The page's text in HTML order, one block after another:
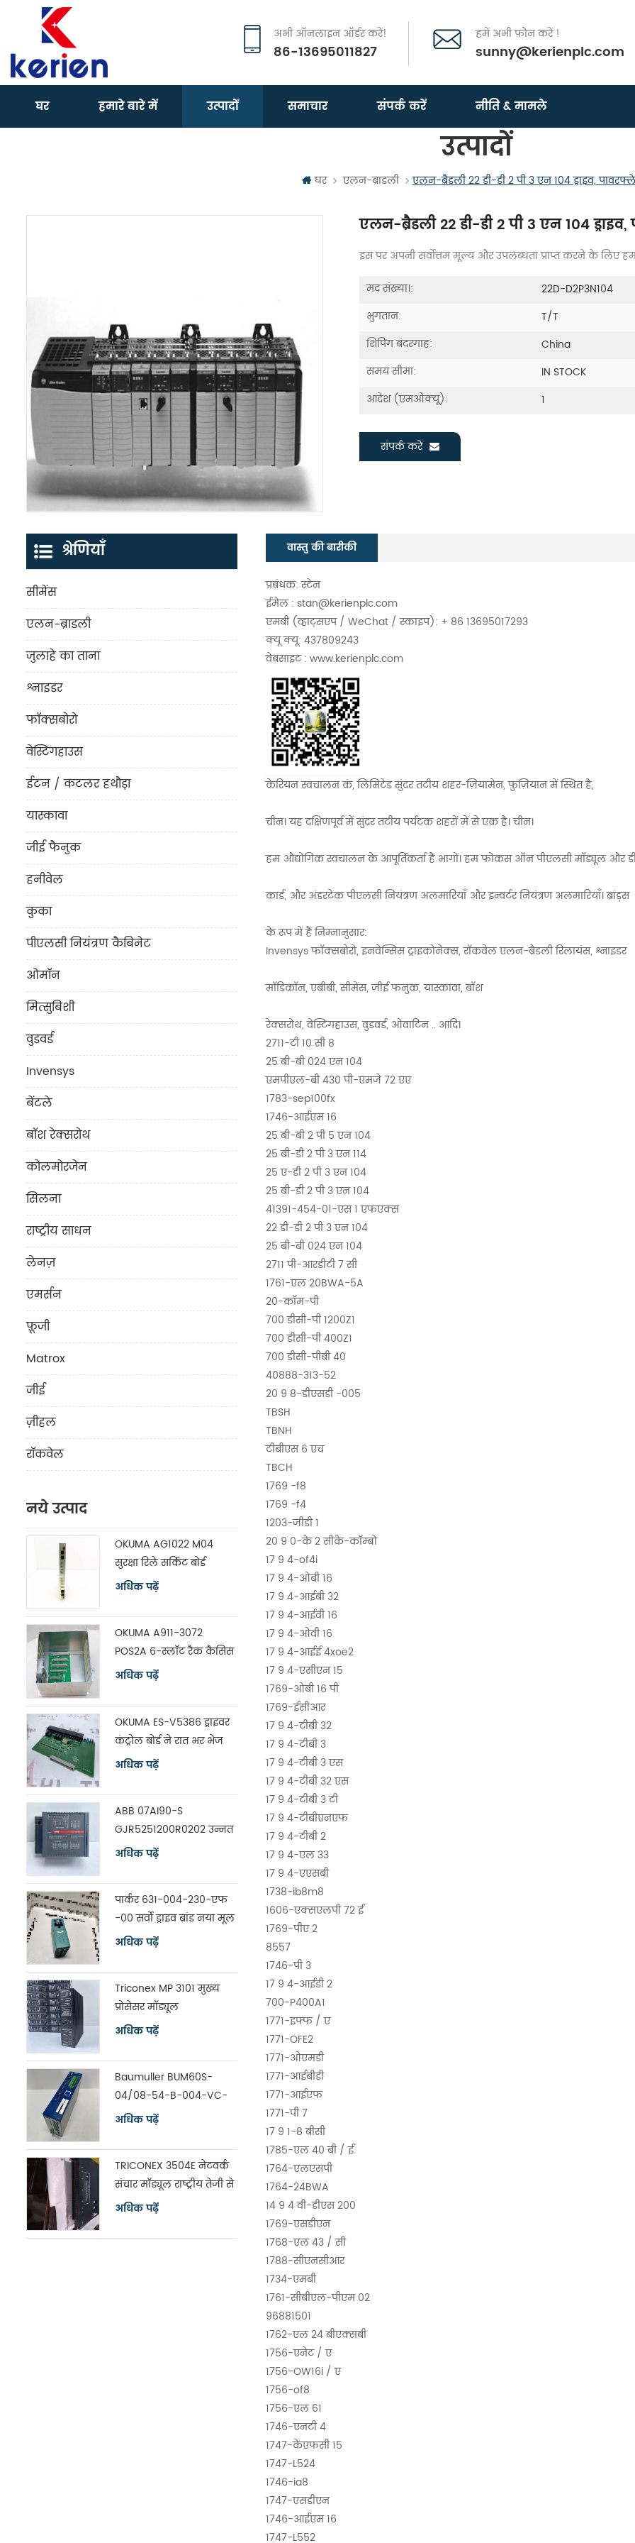
अभी ऑनलाइन ऑर्डर करें!
86-13695011827
हमें अभी फ़ोन करें !
sunny@kerienplc.com
घर हमारे बारे में उत्पादों समाचार संपर्क करें नीति & मामले
उत्पादों
घर एलन-ब्राडली एलन-ब्रैडली 22 डी-डी 2 पी 3 एन 104 ड्राइव,
एलन-ब्रैडली 22 डी-डी 2 पी 3 एन 104
इस पर अपनी सर्वोत्तम मूल्य और उपलब्धता प्राप्त करने के लिए
मद संख्या।:
22D-D2P3N104
भुगतान:
T/T
शिपिंग बंदरगाह:
China
समय सीमा:
IN STOCK
आदेश (एमओक्यू):
1
संपर्क करें
वास्तु की बारीकी
प्रबंधक: स्टेन
ईमेल : stan@kerienplc.com
एमबी (व्हाट्सएप / WeChat / स्काइप): + 86 13695017293
क्यू क्यू: 437809243
वेबसाइट : www.kerienplc.com
केरियन स्वचालन कं, लिमिटेड सुंदर तटीय शहर-ज़ियामेन, फ़ुज़ियान में स्थित है,
चीन। यह दक्षिणपूर्व में सुंदर तटीय पर्यटक शहरों में से एक है। चीन।
हम औद्योगिक स्वचालन के आपूर्तिकर्ता हैं भागों। हम फोकस ऑन पीएलसी मॉड्यूल और
कार्ड, और अंडरटेक पीएलसी नियंत्रण अलमारियाँ और इन्वर्टर नियंत्रण अलमारियाँ। ब्रांड्स
के रूप में हैं निम्नानुसार:
Invensys फॉक्सबोरो, इनवेन्सिस ट्राइकोनेक्स, रॉकवेल एलन-ब्रैडली रिलायंस, श्नाइडर
मॉडिकॉन, एबीबी, सीमेंस, जीई फनुक, यास्कावा, बॉश
रेक्सरोथ, वेस्टिंगहाउस, वुडवर्ड, ओवाटिन .. आदि।
2711-टी 10 सी 8
25 बी-बी 024 एन 104
एमपीएल-बी 430 पी-एमजे 72 एए
1783-sep100fx
1746-आईएम 16
25 बी-बी 2 पी 5 एन 104
25 बी-डी 2 पी 3 एन 114
25 ए-डी 2 पी 3 एन 104
25 बी-डी 2 पी 3 एन 104
41391-454-01-एस 1 एफएक्स
22 डी-डी 2 पी 3 एन 104
25 बी-बी 024 एन 104
2711 पी-आरडीटी 7 सी
1761-एल 20BWA-5A
20-कॉम-पी
700 डीसी-पी 1200Z1
700 डीसी-पी 400Z1
700 डीसी-पीबी 40
40888-313-52
20 9 8-डीएसडी -005
TBSH
TBNH
टीबीएस 6 एच
TBCH
1769 -f8
1769 -f4
1203-जीडी 1
20 9 0-के 2 सीके-कॉम्बो
17 9 4-of4i
17 9 4-ओबी 16
17 9 4-आईबी 32
17 9 4-आईवी 16
17 9 4-ओवी 16
17 9 4-आईई 4xoe2
17 9 4-एसीएन 15
1769-ओबी 16 पी
1769-ईसीआर
17 9 4-टीबी 32
17 9 4-टीबी 3
17 9 4-टीबी 3 एस
17 9 4-टीबी 32 एस
17 9 4-टीबी 3 टी
17 9 4-टीबीएनएफ
17 9 4-टीबी 2
17 9 4-एल 33
17 9 4-एएसबी
1738-ib8m8
1606-एक्सएलपी 72 ई
1769-पीए 2
8557
1746-पी 3
17 9 4-आईडी 2
700-P400A1
1771-इफ्फ / ए
1771-OFE2
1771-ओएमडी
1771-आईबीडी
1771-आईएफ
1771-पी 7
17 9 1-8 बीसी
1785-एल 40 बी / ई
1764-एलएसपी
1764-24BWA
14 9 4 वी-डीएस 200
1769-एसडीएन
1768-एल 43 / सी
1788-सीएनसीआर
1734-एमबी
1761-सीबीएल-पीएम 02
96881501
1762-एल 24 बीएक्सबी
1756-एनेट / ए
1756-OW16i / ए
1756-of8
1756-एल 61
1746-एनटी 4
1747-केएफसी 15
1747-L524
1746-ia8
1747-एसडीएन
1746-आईएम 16
1747-L552
श्रेणियाँ
सीमेंस
एलन-ब्राडली
जुलाहे का ताना
श्नाइडर
फॉक्सबोरो
वेस्टिंगहाउस
ईटन / कटलर हथौड़ा
यास्कावा
जीई फैनुक
हनीवेल
कुका
पीएलसी नियंत्रण कैबिनेट
ओमॉन
मित्सुबिशी
वुडवर्ड
Invensys
बेंटले
बॉश रेक्सरोथ
कोलमोरजेन
सिलना
राष्ट्रीय साधन
लेनज़
एमर्सन
फ़ूजी
Matrox
जीई
ज़ीहल
रॉकवेल
नये उत्पाद
OKUMA AG1022 M04
सुरक्षा रिले सर्किट बोर्ड
मॉड्यूल H1102P-2
अधिक पढ़ें
OKUMA A911-3072
POS2A 6-स्लॉट रैक कैसिस
विथ बोर्ड ES-V5390
अधिक पढ़ें
OKUMA ES-V5386 ड्राइवर
कंट्रोल बोर्ड ने रात भर भेज
दिया
अधिक पढ़ें
ABB 07AI90-S
GJR5251200R0202 उन्नत
नियंत्रक विश्लेषण इनपुट
अधिक पढ़ें
पार्कर 631-004-230-एफ
-00 सर्वो ड्राइव ब्रांड नया मूल
अधिक पढ़ें
Triconex MP 3101 मुख्य
प्रोसेसर मॉड्यूल
अधिक पढ़ें
Baumuller BUM60S-
04/08-54-B-004-VC-
A0-00-1113-00 सर्वो ड्राइव
अधिक पढ़ें
TRICONEX 3504E नेटवर्क
संचार मॉड्यूल राष्ट्रीय तेजी से
शिपिंग
अधिक पढ़ें